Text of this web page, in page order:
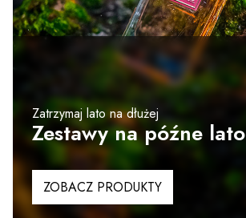
Zatrzymaj lato na dłużej
Zestawy na późne lato
ZOBACZ PRODUKTY